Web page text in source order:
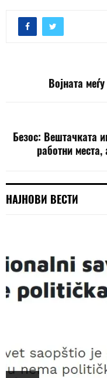
Војната
Безос: Вештачката
работни
НАЈНОВИ ВЕСТИ